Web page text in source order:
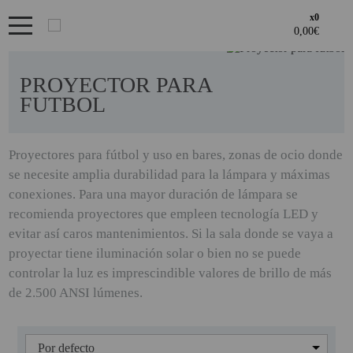
PRODUCTOS DESTACADOS
LOS + VENDIDOS
GAMING Y RETRO
GENERADORES PORTÁTILES
NOVEDADES
NUESTRAS MARCAS
PANDORA BOX
PANTALLAS DE
PHOTO BOOTH 360
YA SOY CLIENTE
Recordarme ¿Olvidates la contraseña? recordar aquí
ENTRAR
Regístrate en un momento
Creando una cuenta en proyectorbarato.com podrás realizar tus
pedidos cómodamente, consultar el estado de tus pedidos y
operaciones realizadas con anterioridad.
Si tienes cualquier duda durante el proceso de registro puede
contactarnos al 951102122, estaremos encantados de atenderte.
REGISTRO CLIENTE
Acceder al
ÁREA DE CLIENTES
· Regístrate y aprovecha los descuentos y ventajas de ser
· Unete a nuestra familia de profesionales, y aprovecha nuestras
x0
PROYECTOR PARA
FUTBOL
Proyectores para fútbol y uso en bares, zonas de ocio donde
se necesite amplia durabilidad para la lámpara y máximas
conexiones. Para una mayor duración de lámpara se
recomienda proyectores que empleen tecnología LED y
evitar así caros mantenimientos. Si la sala donde se vaya a
proyectar tiene iluminación solar o bien no se puede
controlar la luz es imprescindible valores de brillo de más
de 2.500 ANSI lúmenes.